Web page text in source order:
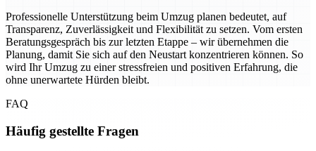
Professionelle Unterstützung beim Umzug planen bedeutet, auf
Transparenz, Zuverlässigkeit und Flexibilität zu setzen. Vom ersten
Beratungsgespräch bis zur letzten Etappe – wir übernehmen die
Planung, damit Sie sich auf den Neustart konzentrieren können. So
wird Ihr Umzug zu einer stressfreien und positiven Erfahrung, die
ohne unerwartete Hürden bleibt.
FAQ
Häufig gestellte Fragen